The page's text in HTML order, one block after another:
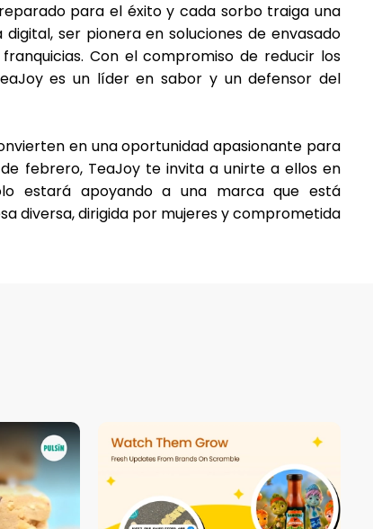
para el éxito y cada sorbo traiga una
ser pionera en soluciones de envasado
Con el compromiso de reducir los
es un líder en sabor y un defensor del
en una oportunidad apasionante para
febrero, TeaJoy te invita a unirte a ellos en
estará apoyando a una marca que está
diversa, dirigida por mujeres y comprometida